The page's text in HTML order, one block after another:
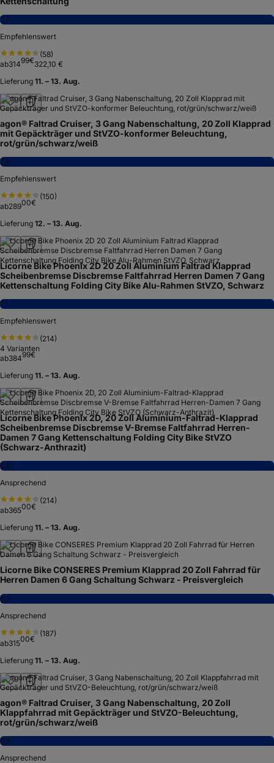
7,7
Empfehlenswert
(58)
ab31499€322,10 €
Lieferung 11. – 13. Aug.
agon® Faltrad Cruiser, 3 Gang Nabenschaltung, 20 Zoll Klapprad
mit Gepäckträger und StVZO-konformer Beleuchtung,
rot/grün/schwarz/weiß
7,6
Empfehlenswert
(150)
ab28900€
Lieferung 12. – 13. Aug.
Licorne Bike Phoenix 2D 20 Zoll Aluminium Faltrad Klapprad
Scheibenbremse Discbremse Faltfahrrad Herren Damen 7 Gang
Kettenschaltung Folding City Bike Alu-Rahmen StVZO, Schwarz
7,1
Empfehlenswert
(214)
4 Varianten
ab38499€
Lieferung 11. – 13. Aug.
Licorne Bike Phoenix 2D, 20 Zoll Aluminium-Faltrad-Klapprad
Scheibenbremse Discbremse V-Bremse Faltfahrrad Herren-
Damen 7 Gang Kettenschaltung Folding City Bike StVZO
(Schwarz-Anthrazit)
6,9
Ansprechend
(214)
ab36500€
Lieferung 11. – 13. Aug.
Licorne Bike CONSERES Premium Klapprad 20 Zoll Fahrrad für
Herren Damen 6 Gang Schaltung Schwarz - Preisvergleich
6,9
Ansprechend
(187)
ab31500€
Lieferung 11. – 13. Aug.
agon® Faltrad Cruiser, 3 Gang Nabenschaltung, 20 Zoll
Klappfahrrad mit Gepäckträger und StVZO-Beleuchtung,
rot/grün/schwarz/weiß
6,9
Ansprechend